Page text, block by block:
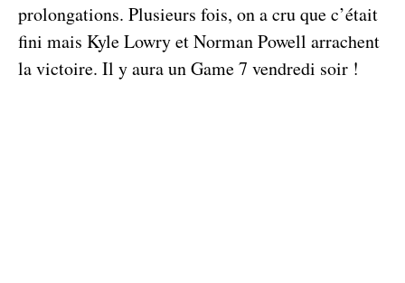
prolongations. Plusieurs fois, on a cru que c’était
fini mais Kyle Lowry et Norman Powell arrachent
la victoire. Il y aura un Game 7 vendredi soir !